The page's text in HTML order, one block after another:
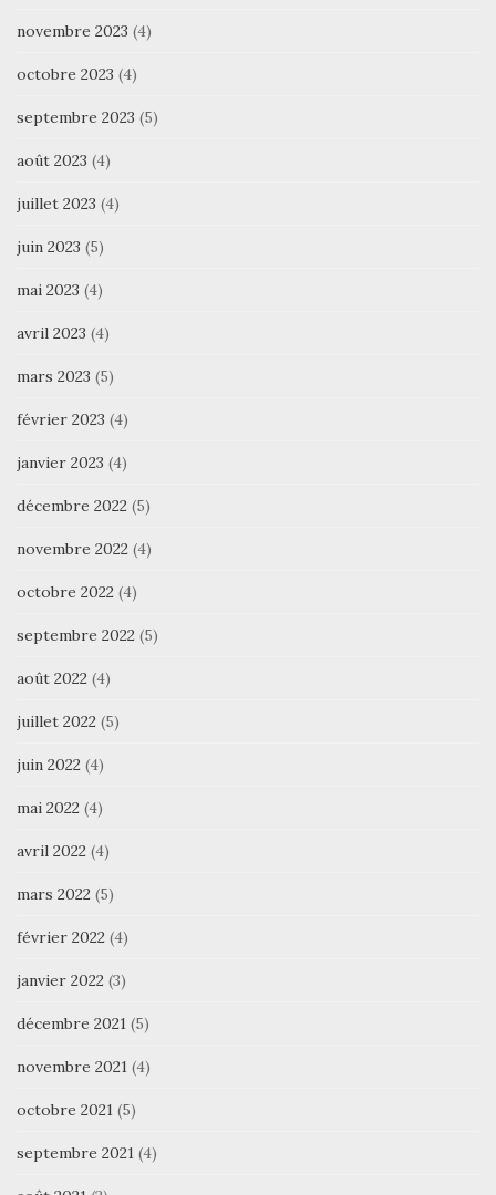
novembre 2023 (4)
octobre 2023 (4)
septembre 2023 (5)
août 2023 (4)
juillet 2023 (4)
juin 2023 (5)
mai 2023 (4)
avril 2023 (4)
mars 2023 (5)
février 2023 (4)
janvier 2023 (4)
décembre 2022 (5)
novembre 2022 (4)
octobre 2022 (4)
septembre 2022 (5)
août 2022 (4)
juillet 2022 (5)
juin 2022 (4)
mai 2022 (4)
avril 2022 (4)
mars 2022 (5)
février 2022 (4)
janvier 2022 (3)
décembre 2021 (5)
novembre 2021 (4)
octobre 2021 (5)
septembre 2021 (4)